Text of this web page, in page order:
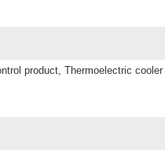
product, Thermoelectric cooler